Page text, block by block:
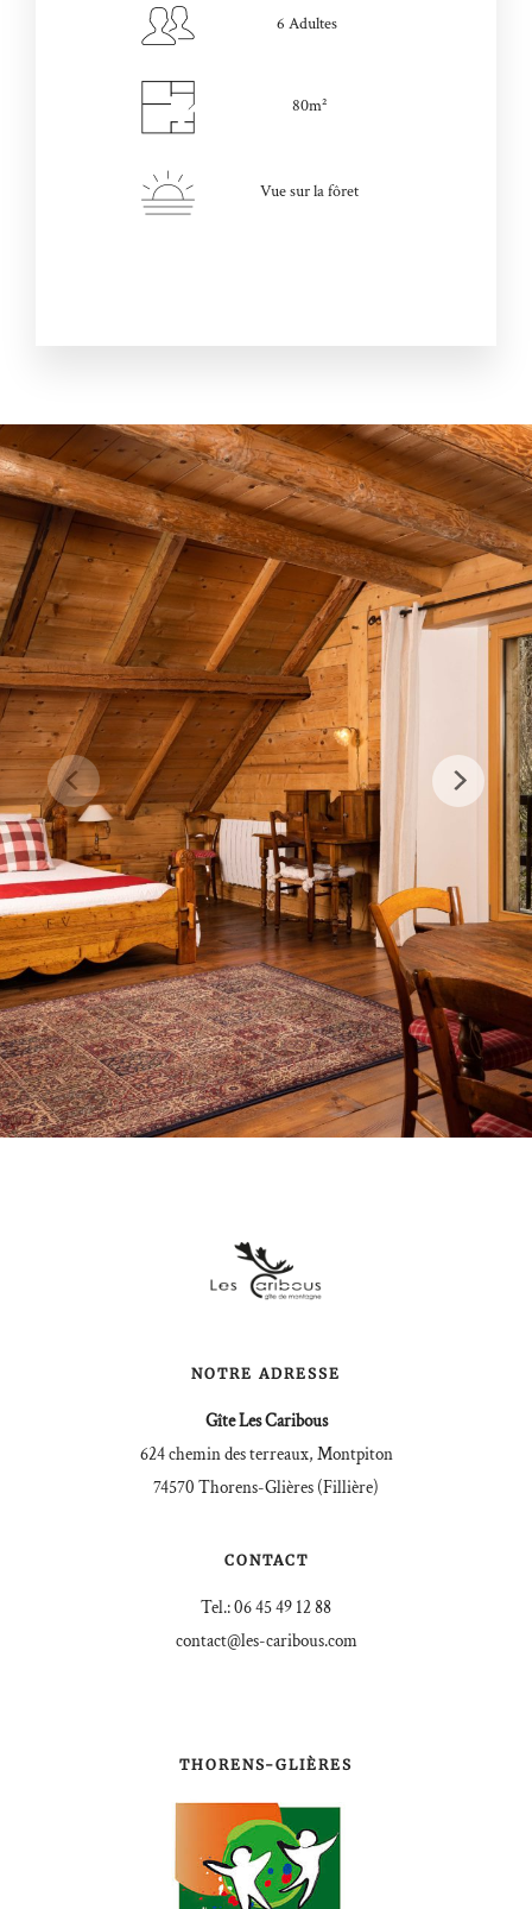
6 Adultes
80m²
Vue sur la fôret
NOTRE ADRESSE
Gîte Les Caribous
624 chemin des terreaux, Montpiton
74570 Thorens-Glières (Fillière)
CONTACT
Tel.: 06 45 49 12 88
contact@les-caribous.com
THORENS-GLIÈRES